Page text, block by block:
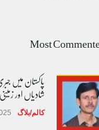
Most
پاکستان میں
شادیاں اور
کالم/بلاگ